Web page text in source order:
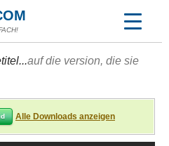
auf die version, die sie
Alle Downloads anzeigen